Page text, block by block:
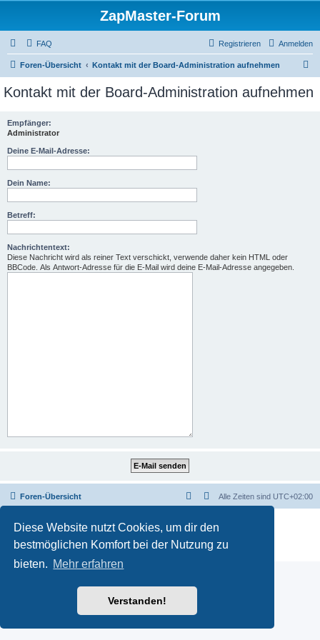
Diese Website nutzt Cookies, um dir den
bestmöglichen Komfort bei der Nutzung zu
bieten. Mehr erfahren
Verstanden!
ZapMaster-Forum
FAQ Anmelden
Registrieren
Foren-Übersicht Kontakt mit der Board-Administration aufnehmen
c
Kontakt mit der Board-Administration aufnehmen
Empfänger:
Administrator
Deine E-Mail-Adresse:
Dein Name:
Betreff:
Nachrichtentext:
Diese Nachricht wird als reiner Text verschickt, verwende daher kein HTML oder
BBCode. Als Antwort-Adresse für die E-Mail wird deine E-Mail-Adresse angegeben.
Foren-Übersicht Alle Zeiten sind UTC+02:00
Powered by phpBB
® Forum Software © phpBB Limited
Deutsche Übersetzung durch
Datenschutz|Nutzungsbedingungen